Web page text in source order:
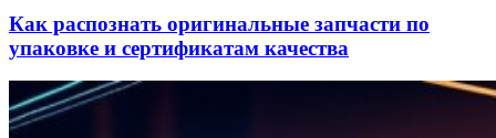
Как распознать оригинальные запчасти по
упаковке и сертификатам качества